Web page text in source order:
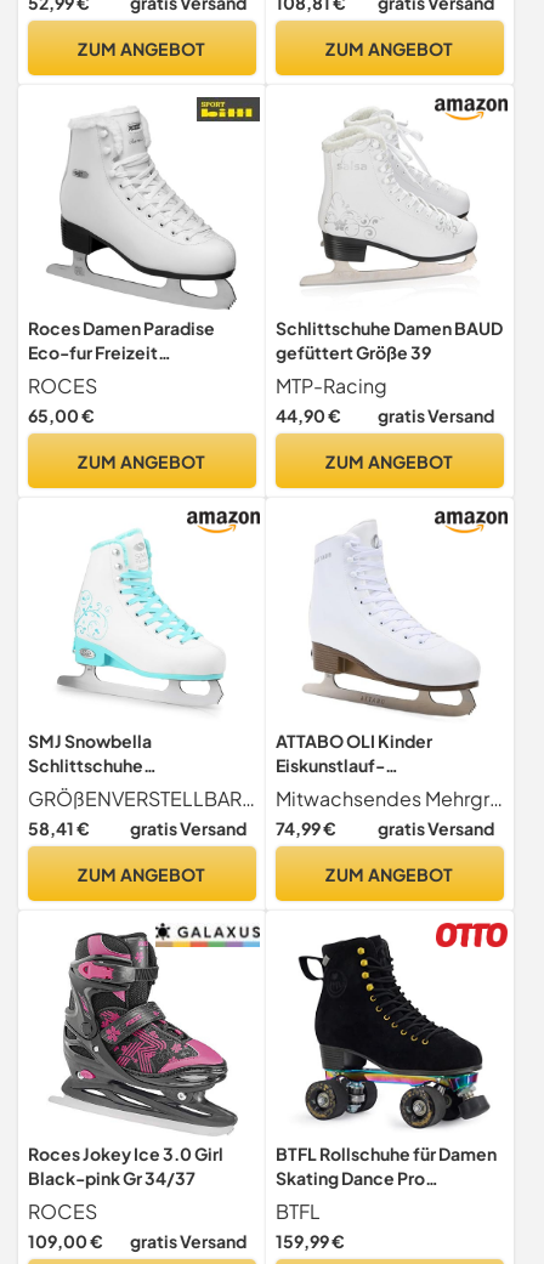
Anfänger oder
Obermaterial Starke
Stabilität und Komfort auf
dem EIS
ZUM ANGEBOT
bequem warm I wei , Weiß,
ZUM ANGEBOT
Roces Damen Paradise
Eco-fur Freizeit
Schlittschuh, Weiß, 36 EU
ROCES
65,00 €
ZUM ANGEBOT
Schlittschuhe Damen BAUD
gefüttert Größe 39
MTP-Racing
44,90 € gratis Versand
ZUM ANGEBOT
SMJ Snowbella
Schlittschuhe
VERSTELLBAR Damen
Mädchen Eiskunstlauf
Eislaufschuhe Klassische
31-34, 35-38, 39-42 (S
GRÖßENVERSTELLBAR - dank ihrer Größenverstellbarkeit über 4 Größen und ihrer hohen Qualität werden diese Skates mehrere Jahre lang dienen. Verfügbare Größen 31-34, 35-38, 39-42. Dadurch bieten sie eine optimale Passform und hohe Sicherheit während der Benutzung
58,41 € gratis Versand
ZUM ANGEBOT
ATTABO OLI Kinder
Eiskunstlauf-
Schlittschuhe, verstellbar,
Weiß – Edelstahl-Figurkufe
mit Toe Pick, Micro-
Schnürung, warm gefüttert
Mitwachsendes Mehrgrößen-System Per Knopfdruck verstellbar; Varianten 31 34, 35 38 oder 39 42 längere Nutzungsdauer, ideal für Kurs, Schule & Freizeit.
74,99 € gratis Versand
ZUM ANGEBOT
Roces Jokey Ice 3.0 Girl
Black-pink Gr 34/37
ROCES
109,00 € gratis Versand
BTFL Rollschuhe für Damen
Skating Dance Pro
FAYA/Quad
Rollschuhe/Rollersakte for
Women and Girls/Jam-
BTFL
159,99 €